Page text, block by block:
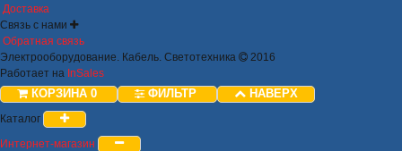
Доставка
Связь с нами
Обратная связь
Электрооборудование. Кабель. Светотехника
2016
Работает на InSales
КОРЗИНА 0 ФИЛЬТР НАВЕРХ
Каталог
Интернет-магазин